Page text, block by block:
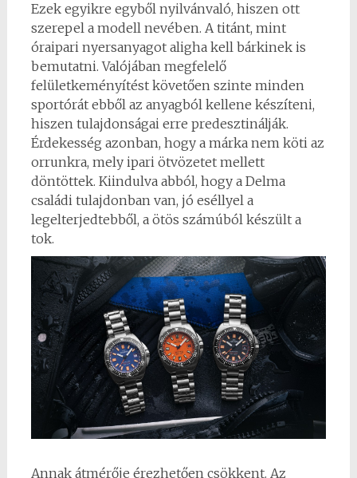
Ezek egyikre egyből nyilvánvaló, hiszen ott
szerepel a modell nevében. A titánt, mint
óraipari nyersanyagot aligha kell bárkinek is
bemutatni. Valójában megfelelő
felületkeményítést követően szinte minden
sportórát ebből az anyagból kellene készíteni,
hiszen tulajdonságai erre predesztinálják.
Érdekesség azonban, hogy a márka nem köti az
orrunkra, mely ipari ötvözetet mellett
döntöttek. Kiindulva abból, hogy a Delma
családi tulajdonban van, jó eséllyel a
legelterjedtebből, a ötös számúból készült a
tok.
Annak átmérője érezhetően csökkent. Az